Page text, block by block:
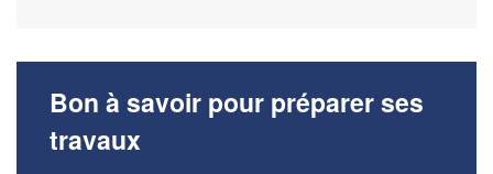
Bon à savoir pour préparer ses
travaux